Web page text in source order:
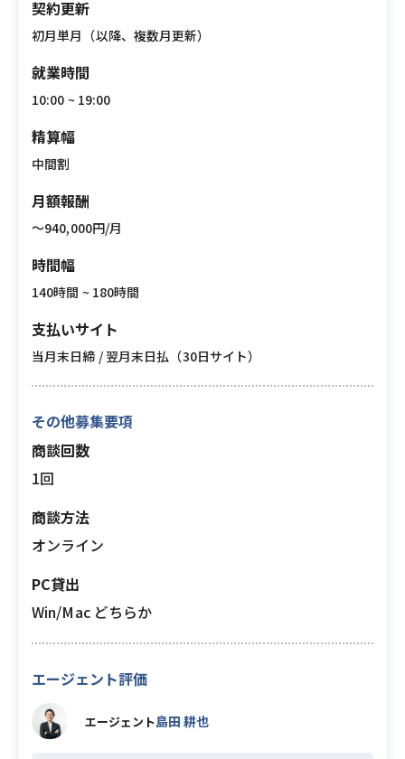
契約更新
初月単月（以降、複数月更新）
就業時間
10:00 ~ 19:00
精算幅
中間割
月額報酬
〜940,000円/月
時間幅
140時間 ~ 180時間
支払いサイト
当月末日締 / 翌月末日払（30日サイト）
その他募集要項
商談回数
1回
商談方法
オンライン
PC貸出
Win/Mac どちらか
エージェント評価
エージェント島田 耕也